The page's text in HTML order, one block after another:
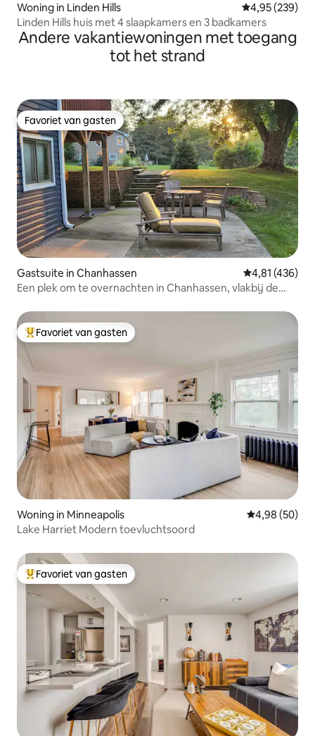
Woning in Linden Hills Gemiddelde
4,95 (239)
Linden Hills huis met 4 slaapkamers en 3 badkamers
Andere vakantiewoningen met toegang
tot het strand
Favoriet van gasten
Favoriet van gasten
Gastsuite in Chanhassen Gemiddelde
4,81 (436)
Een plek om te overnachten in Chanhassen, vlakbij de
Topfavoriet van gasten
Favoriet van gasten
Woning in Minneapolis Gemiddelde
4,98 (50)
Lake Harriet Modern toevluchtsoord
Topfavoriet van gasten
Favoriet van gasten